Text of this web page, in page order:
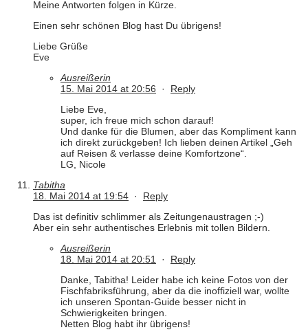
Meine Antworten folgen in Kürze.
Einen sehr schönen Blog hast Du übrigens!
Liebe Grüße
Eve
Ausreißerin
15. Mai 2014 at 20:56 · Reply
Liebe Eve,
super, ich freue mich schon darauf!
Und danke für die Blumen, aber das Kompliment kann
ich direkt zurückgeben! Ich lieben deinen Artikel „Geh
auf Reisen & verlasse deine Komfortzone“.
LG, Nicole
Tabitha
18. Mai 2014 at 19:54 · Reply
Das ist definitiv schlimmer als Zeitungenaustragen ;-)
Aber ein sehr authentisches Erlebnis mit tollen Bildern.
Ausreißerin
18. Mai 2014 at 20:51 · Reply
Danke, Tabitha! Leider habe ich keine Fotos von der
Fischfabriksführung, aber da die inoffiziell war, wollte
ich unseren Spontan-Guide besser nicht in
Schwierigkeiten bringen.
Netten Blog habt ihr übrigens!